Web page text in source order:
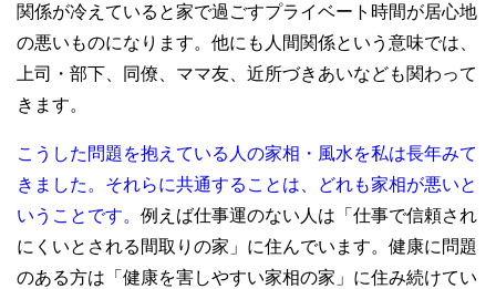
関係が冷えていると家で過ごすプライベート時間が居心地
の悪いものになります。他にも人間関係という意味では、
上司・部下、同僚、ママ友、近所づきあいなども関わって
きます。
こうした問題を抱えている人の家相・風水を私は長年みて
きました。それらに共通することは、どれも家相が悪いと
いうことです。 例えば仕事運のない人は「仕事で信頼され
にくいとされる間取りの家」に住んでいます。健康に問題
のある方は「健康を害しやすい家相の家」に住み続けてい